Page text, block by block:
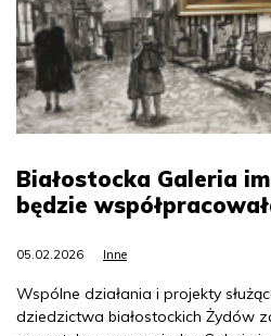
Białostocka Galeria
będzie
05.02.2026 Inne
Wspólne działania i projekty
dziedzictwa białostockich Żydów